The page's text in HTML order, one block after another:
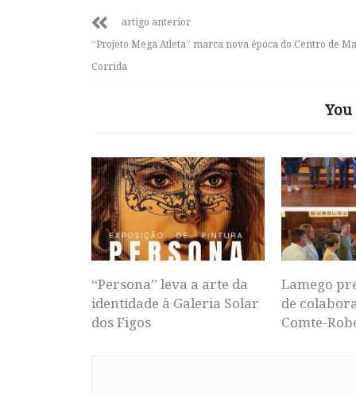
artigo anterior
“Projeto Mega Atleta” marca nova época do Centro de
Corrida
“Persona” leva a arte da
identidade à Galeria Solar
dos Figos
Lamego
de
Comte-